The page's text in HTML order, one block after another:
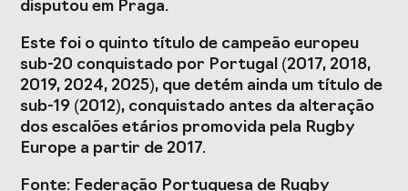
Projetos Europeus
Eventos
Cimeira de
Gala do Desporto
disputou em Praga.
Este foi o quinto título de campeão europeu
sub-20 conquistado por Portugal (2017, 2018,
2019, 2024, 2025), que detém ainda um título de
sub-19 (2012), conquistado antes da alteração
dos escalões etários promovida pela Rugby
Europe a partir de 2017.
Fonte: Federação Portuguesa de Rugby